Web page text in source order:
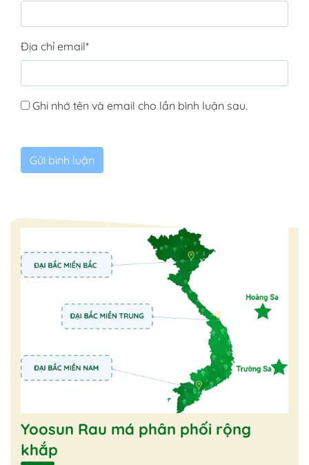
Địa chỉ email*
Ghi nhớ tên và email cho lần bình luận sau.
Yoosun Rau má phân phối rộng
khắp